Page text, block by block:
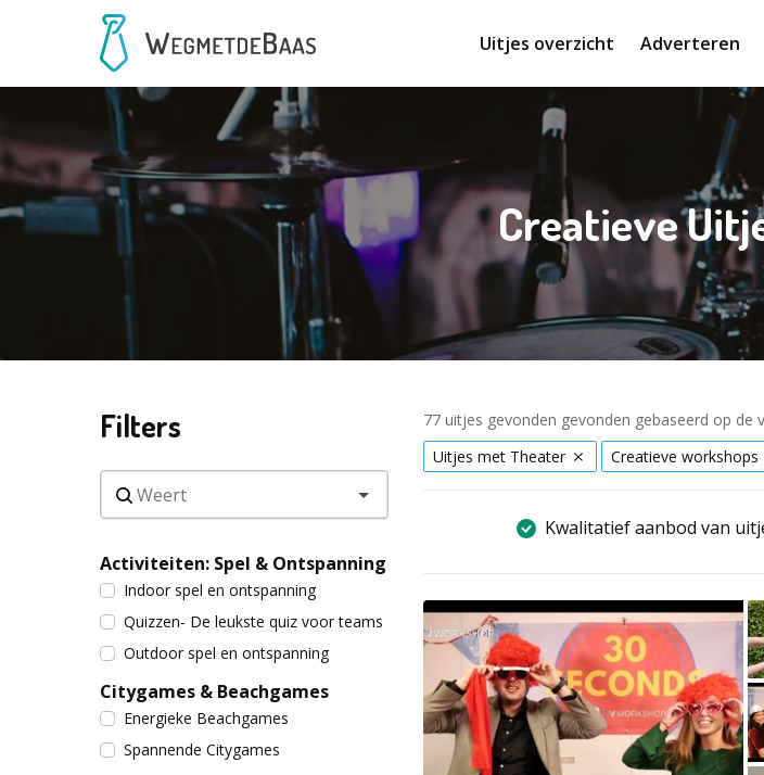
Uitjes overzicht Adverteren
Creatieve
Filters
Activiteiten: Spel & Ontspanning
Indoor spel en ontspanning
Quizzen- De leukste quiz voor teams
Outdoor spel en ontspanning
Citygames & Beachgames
Energieke Beachgames
Spannende Citygames
77 uitjes gevonden gevonden gebaseerd op de
Uitjes met Theater
Creatieve workshops
Kwalitatief aanbod van